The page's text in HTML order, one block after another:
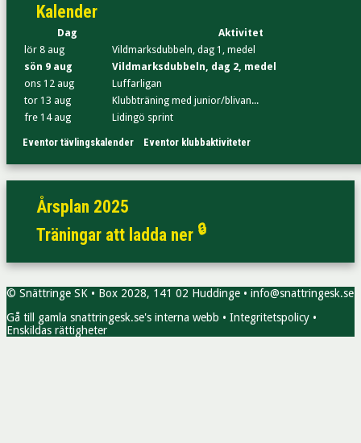
Kalender
Dag
Aktivitet
lör 8 aug
Vildmarksdubbeln, dag 1, medel
sön 9 aug
Vildmarksdubbeln, dag 2, medel
ons 12 aug
Luffarligan
tor 13 aug
Klubbträning med junior/blivan...
fre 14 aug
Lidingö sprint
Eventor tävlingskalender Eventor klubbaktiviteter
Årsplan 2025
Träningar att ladda ner 🔒
© Snättringe SK • Box 2028, 141 02 Huddinge • info@snattringesk.se
Gå till gamla snattringesk.se's interna webb • Integritetspolicy •
Enskildas rättigheter